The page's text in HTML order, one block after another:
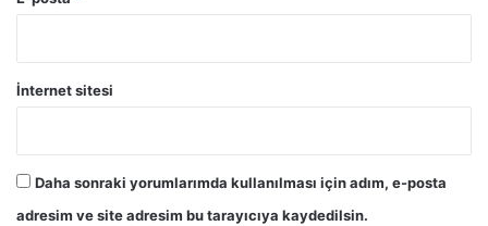
İnternet sitesi
Daha sonraki yorumlarımda kullanılması için adım, e-posta
adresim ve site adresim bu tarayıcıya kaydedilsin.